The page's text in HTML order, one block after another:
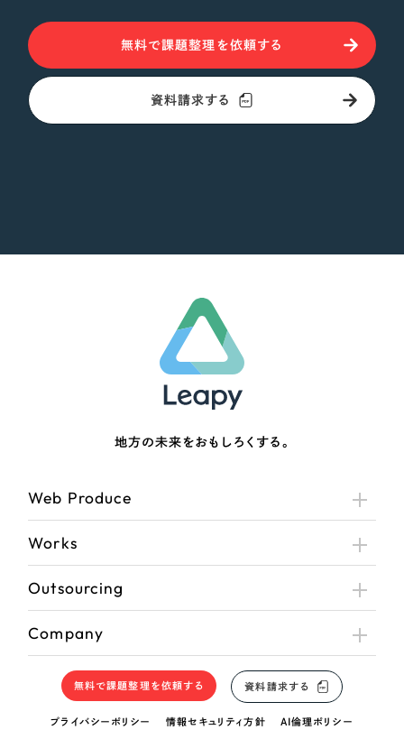
無料で課題整理を依頼する
資料請求する
地方の未来をおもしろくする。
Web Produce
Works
Outsourcing
Company
無料で課題整理を依頼する 資料請求する
プライバシーポリシー 情報セキュリティ方針 AI倫理ポリシー